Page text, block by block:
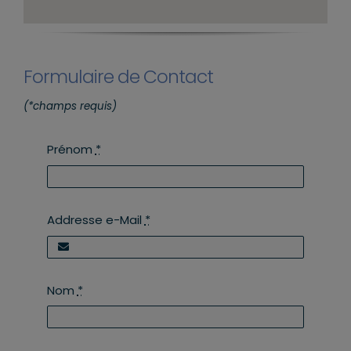
Formulaire de Contact
(*champs requis)
Prénom *
Addresse e-Mail *
Nom *